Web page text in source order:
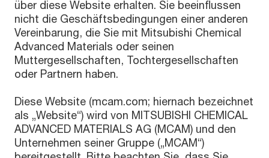
über diese Website erhalten. Sie beeinflussen
nicht die Geschäftsbedingungen einer anderen
Vereinbarung, die Sie mit Mitsubishi Chemical
Advanced Materials oder seinen
Muttergesellschaften, Tochtergesellschaften
oder Partnern haben.
Diese Website (mcam.com; hiernach bezeichnet
als „Website“) wird von MITSUBISHI CHEMICAL
ADVANCED MATERIALS AG (MCAM) und den
Unternehmen seiner Gruppe („MCAM“)